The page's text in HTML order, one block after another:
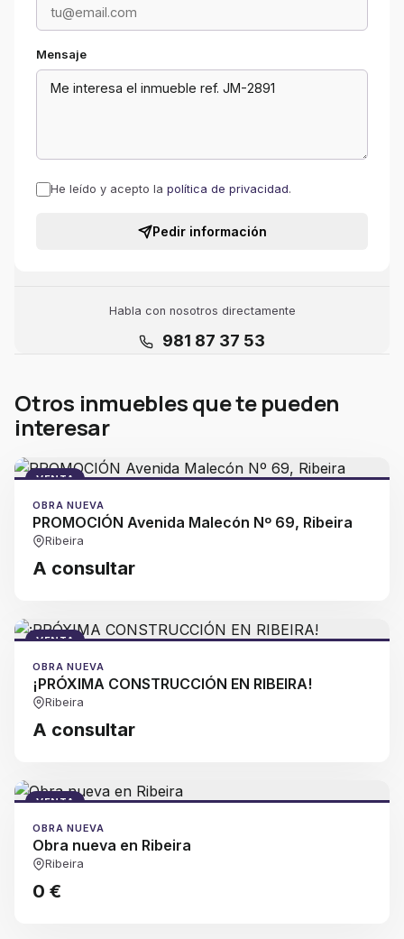
Mensaje
He leído y acepto la política de privacidad.
Pedir información
Habla con nosotros directamente
981 87 37 53
Otros inmuebles que te pueden
interesar
VENTA
OBRA NUEVA
PROMOCIÓN Avenida Malecón Nº 69, Ribeira
Ribeira
A consultar
VENTA
OBRA NUEVA
¡PRÓXIMA CONSTRUCCIÓN EN RIBEIRA!
Ribeira
A consultar
VENTA
OBRA NUEVA
Obra nueva en Ribeira
Ribeira
0 €